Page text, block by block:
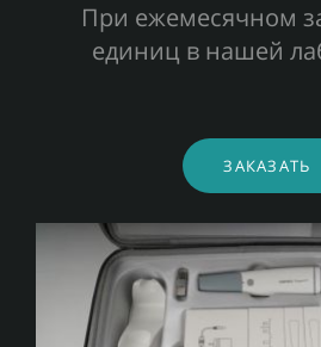
При ежемесячном
единиц в нашей
ЗАКАЗАТЬ